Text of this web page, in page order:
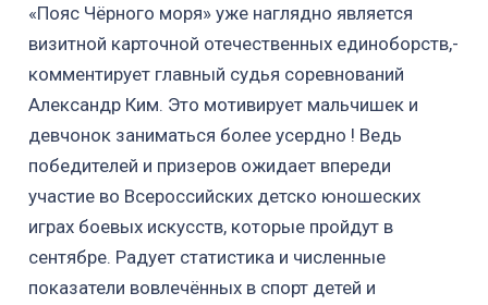
«Пояс Чёрного моря» уже наглядно является
визитной карточной отечественных единоборств,-
комментирует главный судья соревнований
Александр Ким. Это мотивирует мальчишек и
девчонок заниматься более усердно ! Ведь
победителей и призеров ожидает впереди
участие во Всероссийских детско юношеских
играх боевых искусств, которые пройдут в
сентябре. Радует статистика и численные
показатели вовлечённых в спорт детей и